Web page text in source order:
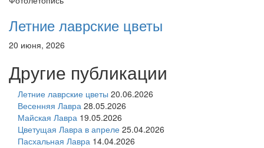
Летние лаврские цветы
20 июня, 2026
Другие публикации
Летние лаврские цветы 20.06.2026
Весенняя Лавра 28.05.2026
Майская Лавра 19.05.2026
Цветущая Лавра в апреле 25.04.2026
Пасхальная Лавра 14.04.2026